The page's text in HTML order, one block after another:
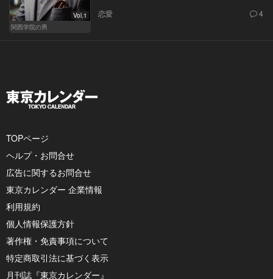
Vol.1
関西学院の男
恋愛 4
TOPページ
ヘルプ・お問合せ
広告に関するお問合せ
東京カレンダー 企業情報
利用規約
個人情報保護方針
著作権・免責事項について
特定商取引法に基づく表示
月刊誌『東京カレンダー』